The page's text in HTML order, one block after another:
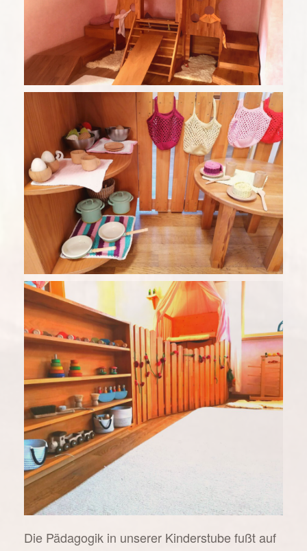
Die Pädagogik in unserer Kinderstube fußt auf